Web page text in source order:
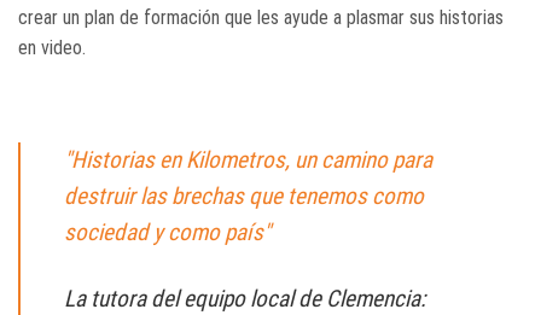
crear un plan de formación que les ayude a plasmar sus historias
en video.
"Historias en Kilometros, un camino para
destruir las brechas que tenemos como
sociedad y como país"
La tutora del equipo local de Clemencia: